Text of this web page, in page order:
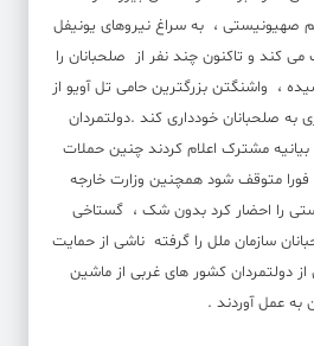
صهیونیستی ، به سراغ نیروهای یونیفل
کند و تاکنون چند نفر از صلحبانان را
، واشنگتن بزرگترین حامی تل آویو از
به صلحبانان خودداری کند .دولتمردان
بیانیه مشترک اعلام کردند چنین حملات
فورا متوقف شود همچنین وزارت خارجه
را احضار کرد بدون شک ، گستاخی
سازمان ملل را گرفته ناشی از حمایت
دولتمردان کشور های غربی از ماشین
به عمل آوردند .